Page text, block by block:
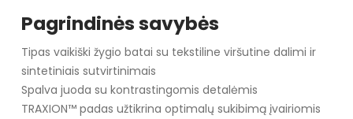
Pagrindinės savybės
Tipas vaikiški žygio batai su tekstiline viršutine dalimi ir
sintetiniais sutvirtinimais
Spalva juoda su kontrastingomis detalėmis
TRAXION™ padas užtikrina optimalų sukibimą įvairiomis